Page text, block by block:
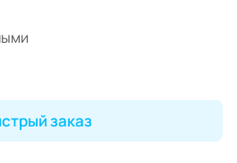
заказ